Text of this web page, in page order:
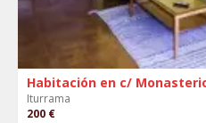
Habitación en c/
Iturrama
200 €